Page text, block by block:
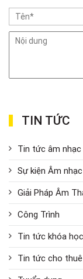
TIN TỨC
Tin tức âm nhạc
Sự kiện Âm nhạc
Giải Pháp Âm
Công Trình
Tin tức khóa học
Tin tức cho thuê